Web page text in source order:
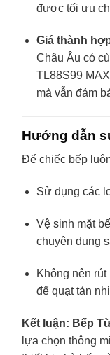
được tối ưu
Giá thành
Châu Âu có
TL88S99
mà vẫn đảm
Hướng dẫn
Để chiếc bếp
Sử dụng các
Vệ sinh mặt
chuyên dụng
Không nên
để quạt tản
Kết luận: Bếp
lựa chọn thông